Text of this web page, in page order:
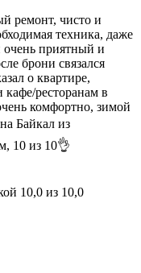
ремонт, чисто и
техника, даже
приятный и
брони связался
о квартире,
ресторанам в
комфортно, зимой
Байкал из
10 из 10👌
10,0 из 10,0